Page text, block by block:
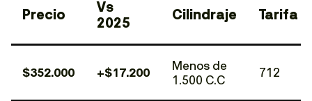
Precio
Vs
2025
Cilindraje Tarifa
$352.000 +$17.200
Menos de
1.500 C.C
712